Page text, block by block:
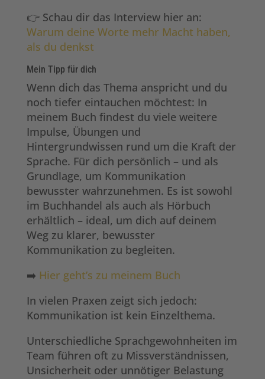
👉 Schau dir das Interview hier an:
Warum deine Worte mehr Macht haben,
als du denkst
Mein Tipp für dich
Wenn dich das Thema anspricht und du
noch tiefer eintauchen möchtest: In
meinem Buch findest du viele weitere
Impulse, Übungen und
Hintergrundwissen rund um die Kraft der
Sprache. Für dich persönlich – und als
Grundlage, um Kommunikation
bewusster wahrzunehmen. Es ist sowohl
im Buchhandel als auch als Hörbuch
erhältlich – ideal, um dich auf deinem
Weg zu klarer, bewusster
Kommunikation zu begleiten.
➡️ Hier geht’s zu meinem Buch
In vielen Praxen zeigt sich jedoch:
Kommunikation ist kein Einzelthema.
Unterschiedliche Sprachgewohnheiten im
Team führen oft zu Missverständnissen,
Unsicherheit oder unnötiger Belastung